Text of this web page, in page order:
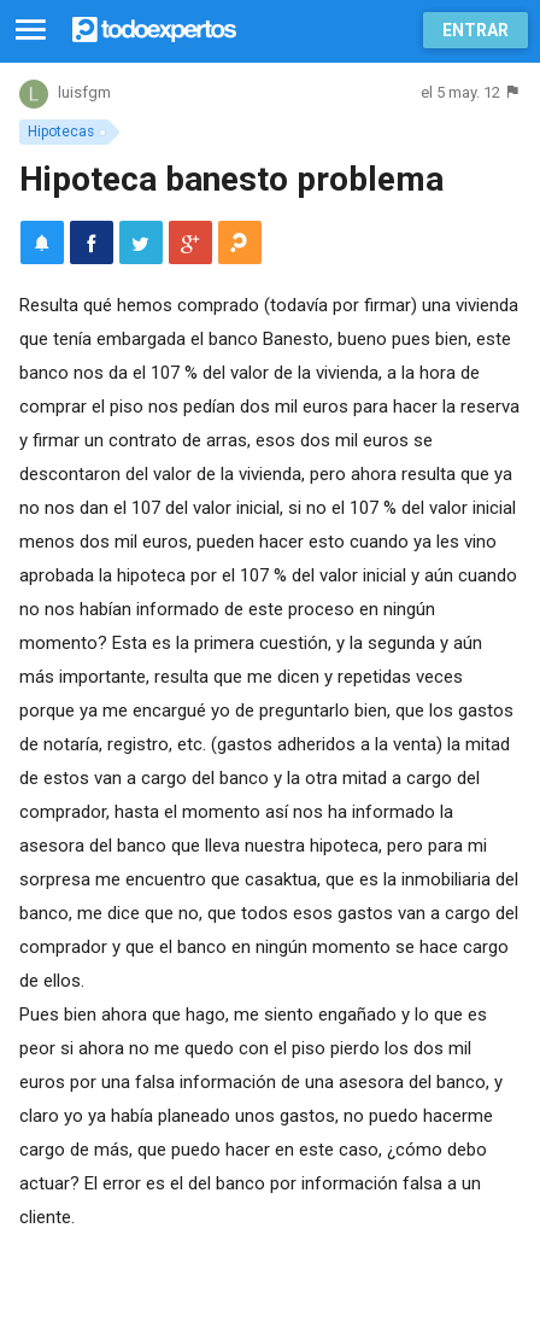
ENTRAR
Hipotecas
luisfgm el 5 may. 12
Hipoteca banesto problema
Resulta qué hemos comprado (todavía por firmar) una vivienda
que tenía embargada el banco Banesto, bueno pues bien, este
banco nos da el 107 % del valor de la vivienda, a la hora de
comprar el piso nos pedían dos mil euros para hacer la reserva
y firmar un contrato de arras, esos dos mil euros se
descontaron del valor de la vivienda, pero ahora resulta que ya
no nos dan el 107 del valor inicial, si no el 107 % del valor inicial
menos dos mil euros, pueden hacer esto cuando ya les vino
aprobada la hipoteca por el 107 % del valor inicial y aún cuando
no nos habían informado de este proceso en ningún
momento? Esta es la primera cuestión, y la segunda y aún
más importante, resulta que me dicen y repetidas veces
porque ya me encargué yo de preguntarlo bien, que los gastos
de notaría, registro, etc. (gastos adheridos a la venta) la mitad
de estos van a cargo del banco y la otra mitad a cargo del
comprador, hasta el momento así nos ha informado la
asesora del banco que lleva nuestra hipoteca, pero para mi
sorpresa me encuentro que casaktua, que es la inmobiliaria del
banco, me dice que no, que todos esos gastos van a cargo del
comprador y que el banco en ningún momento se hace cargo
de ellos.
Pues bien ahora que hago, me siento engañado y lo que es
peor si ahora no me quedo con el piso pierdo los dos mil
euros por una falsa información de una asesora del banco, y
claro yo ya había planeado unos gastos, no puedo hacerme
cargo de más, que puedo hacer en este caso, ¿cómo debo
actuar? El error es el del banco por información falsa a un
cliente.